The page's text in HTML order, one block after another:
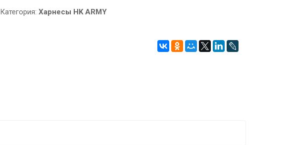
Категория:Харнесы HK ARMY